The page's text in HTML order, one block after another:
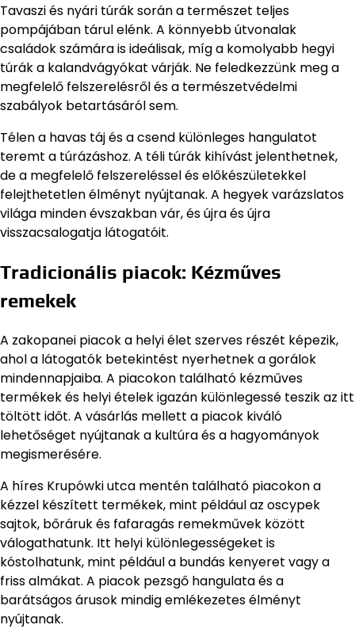
Tavaszi és nyári túrák során a természet teljes
pompájában tárul elénk. A könnyebb útvonalak
családok számára is ideálisak, míg a komolyabb hegyi
túrák a kalandvágyókat várják. Ne feledkezzünk meg a
megfelelő felszerelésről és a természetvédelmi
szabályok betartásáról sem.
Télen a havas táj és a csend különleges hangulatot
teremt a túrázáshoz. A téli túrák kihívást jelenthetnek,
de a megfelelő felszereléssel és előkészületekkel
felejthetetlen élményt nyújtanak. A hegyek varázslatos
világa minden évszakban vár, és újra és újra
visszacsalogatja látogatóit.
Tradicionális piacok: Kézműves
remekek
A zakopanei piacok a helyi élet szerves részét képezik,
ahol a látogatók betekintést nyerhetnek a gorálok
mindennapjaiba. A piacokon található kézműves
termékek és helyi ételek igazán különlegessé teszik az itt
töltött időt. A vásárlás mellett a piacok kiváló
lehetőséget nyújtanak a kultúra és a hagyományok
megismerésére.
A híres Krupówki utca mentén található piacokon a
kézzel készített termékek, mint például az oscypek
sajtok, bőráruk és fafaragás remekművek között
válogathatunk. Itt helyi különlegességeket is
kóstolhatunk, mint például a bundás kenyeret vagy a
friss almákat. A piacok pezsgő hangulata és a
barátságos árusok mindig emlékezetes élményt
nyújtanak.